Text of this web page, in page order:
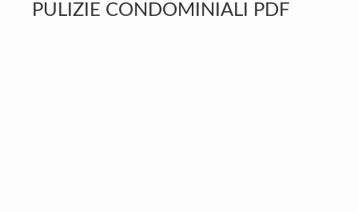
c
a
e
PULIZIE CONDOMINIALI PDF